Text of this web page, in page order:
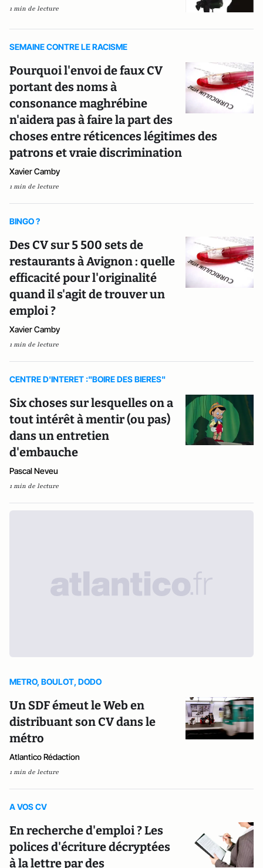
1 min de lecture
SEMAINE CONTRE LE RACISME
Pourquoi l'envoi de faux CV
portant des noms à
consonance maghrébine
n'aidera pas à faire la part des
choses entre réticences légitimes des
patrons et vraie discrimination
Xavier Camby
1 min de lecture
BINGO ?
Des CV sur 5 500 sets de
restaurants à Avignon : quelle
efficacité pour l'originalité
quand il s'agit de trouver un
emploi ?
Xavier Camby
1 min de lecture
CENTRE D'INTERET :"BOIRE DES BIERES"
Six choses sur lesquelles on a
tout intérêt à mentir (ou pas)
dans un entretien
d'embauche
Pascal Neveu
1 min de lecture
METRO, BOULOT, DODO
Un SDF émeut le Web en
distribuant son CV dans le
métro
Atlantico Rédaction
1 min de lecture
A VOS CV
En recherche d'emploi ? Les
polices d'écriture décryptées
à la lettre par des